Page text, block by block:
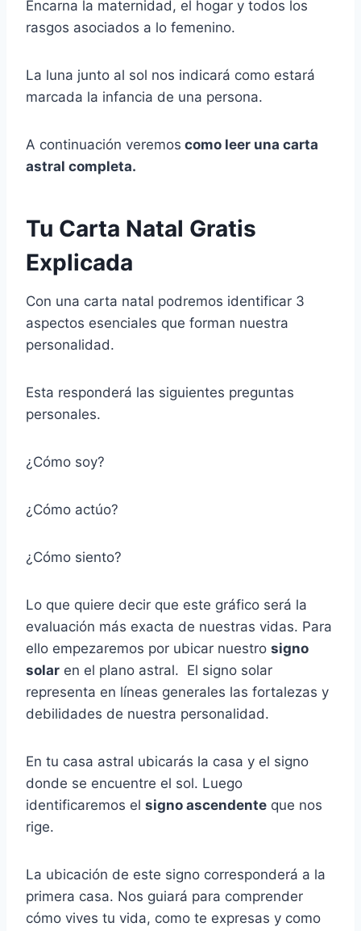
Encarna la maternidad, el hogar y todos los
rasgos asociados a lo femenino.
La luna junto al sol nos indicará como estará
marcada la infancia de una persona.
A continuación veremos como leer una carta
astral completa.
Tu Carta Natal Gratis
Explicada
Con una carta natal podremos identificar 3
aspectos esenciales que forman nuestra
personalidad.
Esta responderá las siguientes preguntas
personales.
¿Cómo soy?
¿Cómo actúo?
¿Cómo siento?
Lo que quiere decir que este gráfico será la
evaluación más exacta de nuestras vidas. Para
ello empezaremos por ubicar nuestro signo
solar en el plano astral. El signo solar
representa en líneas generales las fortalezas y
debilidades de nuestra personalidad.
En tu casa astral ubicarás la casa y el signo
donde se encuentre el sol. Luego
identificaremos el signo ascendente que nos
rige.
La ubicación de este signo corresponderá a la
primera casa. Nos guiará para comprender
cómo vives tu vida, como te expresas y como